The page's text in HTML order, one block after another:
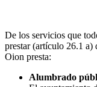
De los servicios que
prestar (artículo 26.1
Oion presta:
Alumbrado